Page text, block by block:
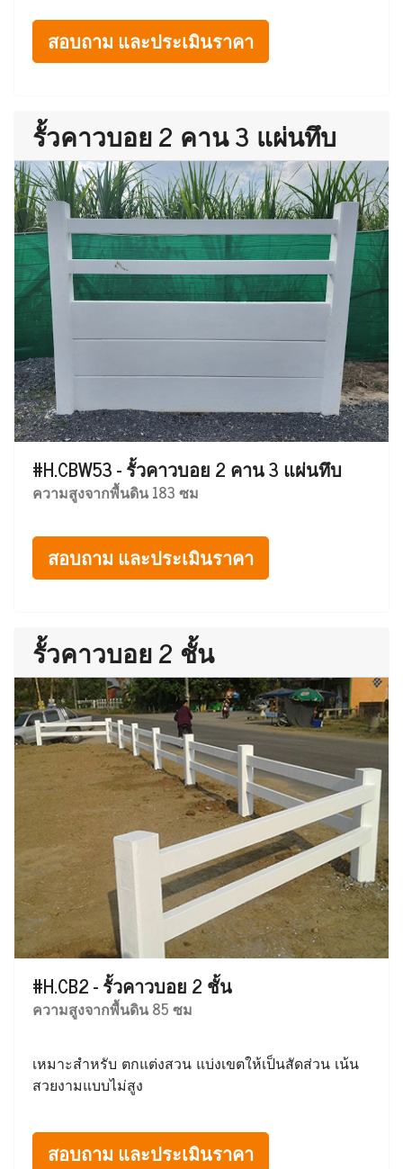
สอบถาม และประเมินราคา
รั้วคาวบอย 2 คาน 3 แผ่นทึบ
#H.CBW53 - รั้วคาวบอย 2 คาน 3 แผ่นทึบ
ความสูงจากพื้นดิน 183 ซม
สอบถาม และประเมินราคา
รั้วคาวบอย 2 ชั้น
#H.CB2 - รั้วคาวบอย 2 ชั้น
ความสูงจากพื้นดิน 85 ซม
เหมาะสำหรับ ตกแต่งสวน แบ่งเขตให้เป็นสัดส่วน เน้น
สวยงามแบบไม่สูง
สอบถาม และประเมินราคา